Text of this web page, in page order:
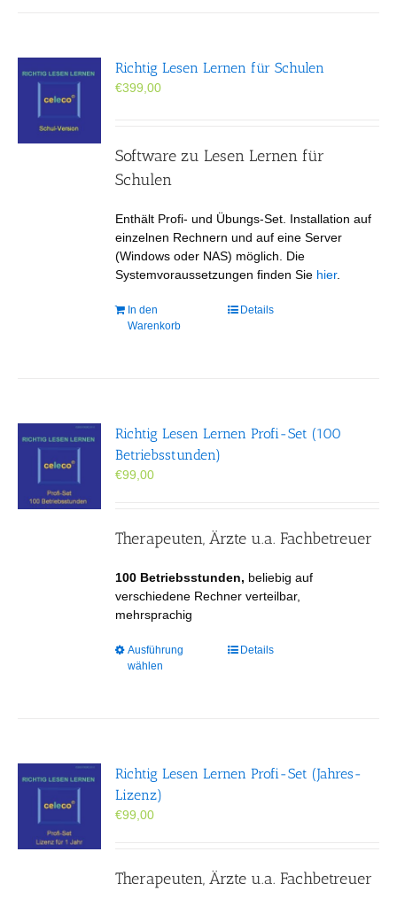
Richtig Lesen Lernen für Schulen
€399,00
Software zu Lesen Lernen für
Schulen
Enthält Profi- und Übungs-Set. Installation auf
einzelnen Rechnern und auf eine Server
(Windows oder NAS) möglich. Die
Systemvoraussetzungen finden Sie hier.
In den
Warenkorb
Details
Richtig Lesen Lernen Profi-Set (100
Betriebsstunden)
€99,00
Therapeuten, Ärzte u.a. Fachbetreuer
100 Betriebsstunden, beliebig auf
verschiedene Rechner verteilbar,
mehrsprachig
Ausführung
wählen
Dieses
Optionen
gewählt
Details
Richtig Lesen Lernen Profi-Set (Jahres-
Lizenz)
€99,00
Therapeuten, Ärzte u.a. Fachbetreuer